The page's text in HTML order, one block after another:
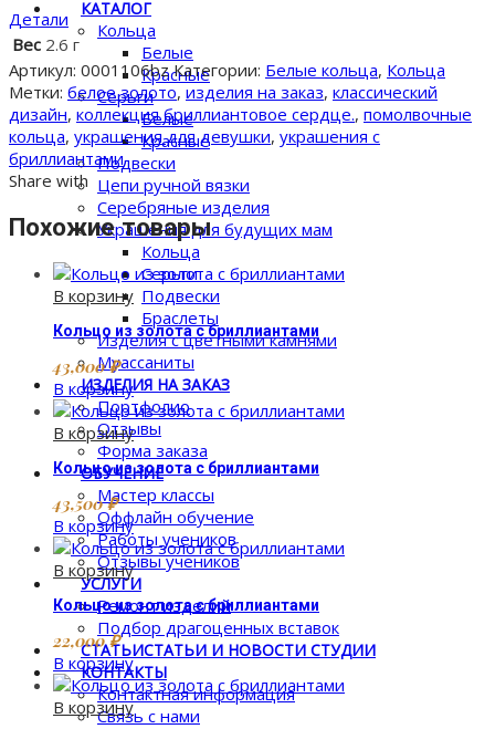
КАТАЛОГ
Кольца
Белые
Красные
Серьги
Белые
Красные
Подвески
Цепи ручной вязки
Серебряные изделия
Украшения для будущих мам
Кольца
Серьги
Подвески
Браслеты
Изделия с цветными камнями
Муассаниты
ИЗДЕЛИЯ НА ЗАКАЗ
Портфолио
Отзывы
Форма заказа
ОБУЧЕНИЕ
Мастер классы
Оффлайн обучение
Работы учеников
Отзывы учеников
УСЛУГИ
Ремонт изделий
Подбор драгоценных вставок
СТАТЬИСТАТЬИ И НОВОСТИ СТУДИИ
КОНТАКТЫ
Контактная информация
Связь с нами
Детали
Вес 2.6 г
Артикул: 0001106bz Категории: Белые кольца, Кольца
Метки: белое золото, изделия на заказ, классический
дизайн, коллекция бриллиантовое сердце., помолвочные
кольца, украшения для девушки, украшения с
бриллиантами
Share with
Похожие товары
В корзину
Кольцо из золота с бриллиантами
43,000₽
В корзину
В корзину
Кольцо из золота с бриллиантами
43,500₽
В корзину
В корзину
Кольцо из золота с бриллиантами
22,000₽
В корзину
В корзину